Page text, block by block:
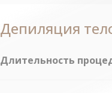
Депиляция
Длительность